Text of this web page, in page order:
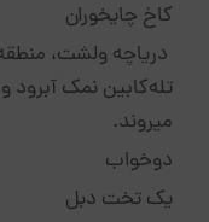
کاخ چایخوران
دریاچه ولشت،
تله‌کابین نمک
میروند.
دوخواب
یک تخت دبل